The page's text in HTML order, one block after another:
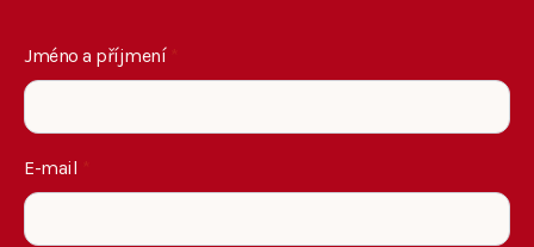
Jméno a příjmení
E-mail